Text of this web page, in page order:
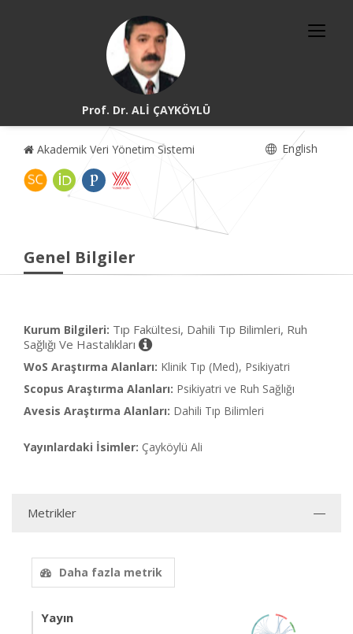
Prof. Dr. ALİ ÇAYKÖYLÜ
Akademik Veri Yönetim Sistemi English
Genel Bilgiler
Kurum Bilgileri: Tıp Fakültesi, Dahili Tıp Bilimleri, Ruh
Sağlığı Ve Hastalıkları
WoS Araştırma Alanları: Klinik Tıp (Med), Psikiyatri
Scopus Araştırma Alanları: Psikiyatri ve Ruh Sağlığı
Avesis Araştırma Alanları: Dahili Tıp Bilimleri
Yayınlardaki İsimler: Çayköylü Ali
Metrikler
Daha fazla metrik
Yayın